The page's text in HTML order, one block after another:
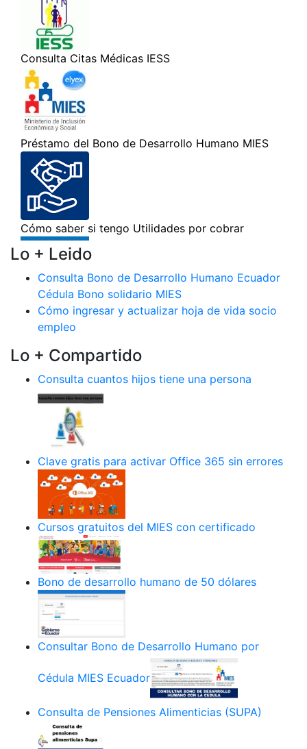
Lo + Leido
Consulta Bono de Desarrollo Humano Ecuador
Cédula Bono solidario MIES
Cómo ingresar y actualizar hoja de vida socio
empleo
Lo + Compartido
Consulta cuantos hijos tiene una persona
Clave gratis para activar Office 365 sin errores
Cursos gratuitos del MIES con certificado
Bono de desarrollo humano de 50 dólares
Consultar Bono de Desarrollo Humano por
Cédula MIES Ecuador
Consulta de Pensiones Alimenticias (SUPA)